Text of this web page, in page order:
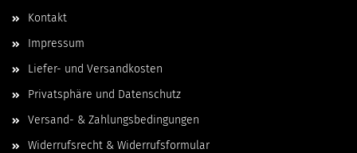
Kontakt
Impressum
Liefer- und Versandkosten
Privatsphäre und Datenschutz
Versand- & Zahlungsbedingungen
Widerrufsrecht & Widerrufsformular